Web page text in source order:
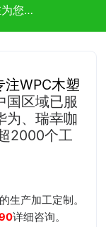
维景高性能塑木品牌正在为您服务
注WPC木塑
国区域已服
为、瑞幸咖
2000个工
生产加工定制。
详细咨询。